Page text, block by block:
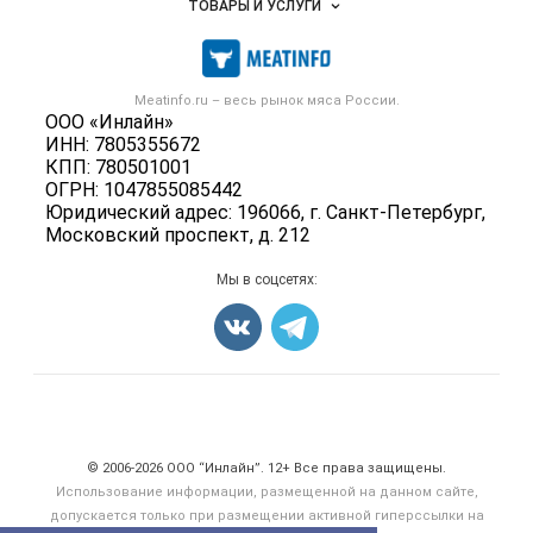
Meatinfo.ru – весь рынок мяса России.
ООО «Инлайн»
ИНН: 7805355672
КПП: 780501001
ОГРН: 1047855085442
Юридический адрес: 196066, г. Санкт-Петербург,
Московский проспект, д. 212
Размещение рекламы
Публичная оферта
Контактная информация
Политика обработки персональных данных
Новости рынка
Мониторинг
Вакансии
ТОВАРЫ И УСЛУГИ
Мясо, мясопродукты
Скот в живом весе
Колбасы, сосиски, деликатесы
Мясные полуфабрикаты
Мясные снеки
Яйца
Карта объявлений
Мы в соцсетях:
© 2006‑2026 ООО “Инлайн”. 12+ Все права защищены.
Использование информации, размещенной на данном сайте,
допускается только при размещении активной гиперссылки на